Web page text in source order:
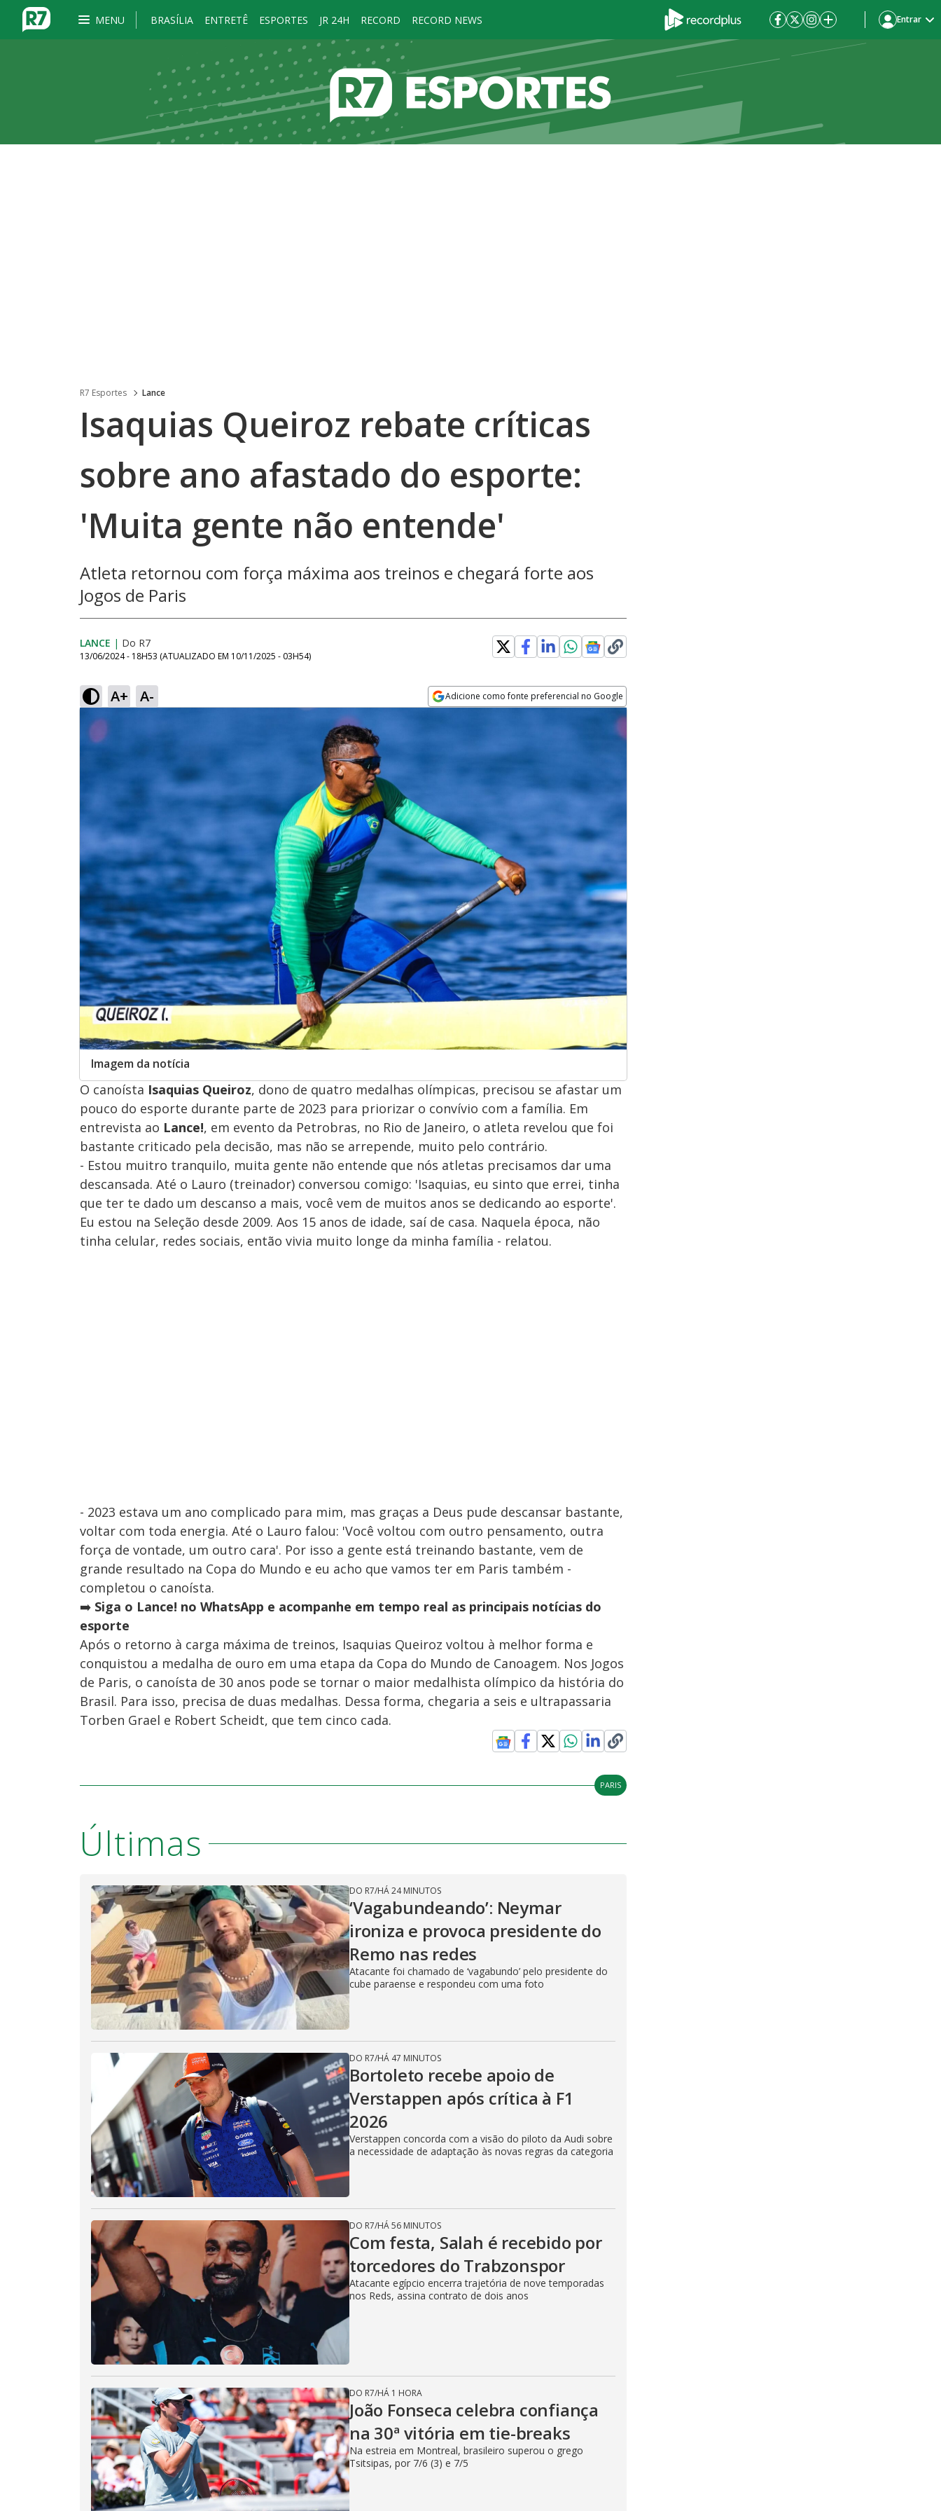
MENU BRASÍLIA ENTRETÊ ESPORTES JR 24H RECORD RECORD NEWS Entrar
R7 Esportes Lance
Isaquias Queiroz rebate críticas
sobre ano afastado do esporte:
'Muita gente não entende'
Atleta retornou com força máxima aos treinos e chegará forte aos
Jogos de Paris
LANCE | Do R7
13/06/2024 - 18H53 (ATUALIZADO EM 10/11/2025 - 03H54)
A+ A- Adicione como fonte preferencial no Google
Imagem da notícia
O canoísta Isaquias Queiroz, dono de quatro medalhas olímpicas, precisou se afastar um
pouco do esporte durante parte de 2023 para priorizar o convívio com a família. Em
entrevista ao Lance!, em evento da Petrobras, no Rio de Janeiro, o atleta revelou que foi
bastante criticado pela decisão, mas não se arrepende, muito pelo contrário.
- Estou muitro tranquilo, muita gente não entende que nós atletas precisamos dar uma
descansada. Até o Lauro (treinador) conversou comigo: 'Isaquias, eu sinto que errei, tinha
que ter te dado um descanso a mais, você vem de muitos anos se dedicando ao esporte'.
Eu estou na Seleção desde 2009. Aos 15 anos de idade, saí de casa. Naquela época, não
tinha celular, redes sociais, então vivia muito longe da minha família - relatou.
- 2023 estava um ano complicado para mim, mas graças a Deus pude descansar bastante,
voltar com toda energia. Até o Lauro falou: 'Você voltou com outro pensamento, outra
força de vontade, um outro cara'. Por isso a gente está treinando bastante, vem de
grande resultado na Copa do Mundo e eu acho que vamos ter em Paris também -
completou o canoísta.
➡️ Siga o Lance! no WhatsApp e acompanhe em tempo real as principais notícias do
esporte
Após o retorno à carga máxima de treinos, Isaquias Queiroz voltou à melhor forma e
conquistou a medalha de ouro em uma etapa da Copa do Mundo de Canoagem. Nos Jogos
de Paris, o canoísta de 30 anos pode se tornar o maior medalhista olímpico da história do
Brasil. Para isso, precisa de duas medalhas. Dessa forma, chegaria a seis e ultrapassaria
Torben Grael e Robert Scheidt, que tem cinco cada.
PARIS
Últimas
DO R7/HÁ 24 MINUTOS
‘Vagabundeando’: Neymar
ironiza e provoca presidente do
Remo nas redes
Atacante foi chamado de ‘vagabundo’ pelo presidente do
cube paraense e respondeu com uma foto
DO R7/HÁ 47 MINUTOS
Bortoleto recebe apoio de
Verstappen após crítica à F1
2026
Verstappen concorda com a visão do piloto da Audi sobre
a necessidade de adaptação às novas regras da categoria
DO R7/HÁ 56 MINUTOS
Com festa, Salah é recebido por
torcedores do Trabzonspor
Atacante egípcio encerra trajetória de nove temporadas
nos Reds, assina contrato de dois anos
DO R7/HÁ 1 HORA
João Fonseca celebra confiança
na 30ª vitória em tie-breaks
Na estreia em Montreal, brasileiro superou o grego
Tsitsipas, por 7/6 (3) e 7/5